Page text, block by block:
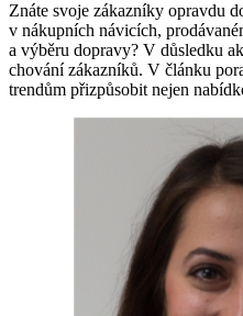
Znáte svoje zákazníky opravdu
v nákupních návicích,
a výběru dopravy? V důsledku
chování zákazníků. V článku
trendům přizpůsobit nejen